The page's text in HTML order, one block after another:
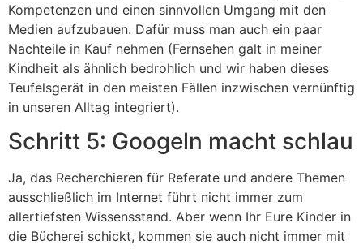
Kompetenzen und einen sinnvollen Umgang mit den
Medien aufzubauen. Dafür muss man auch ein paar
Nachteile in Kauf nehmen (Fernsehen galt in meiner
Kindheit als ähnlich bedrohlich und wir haben dieses
Teufelsgerät in den meisten Fällen inzwischen vernünftig
in unseren Alltag integriert).
Schritt 5: Googeln macht schlau
Ja, das Recherchieren für Referate und andere Themen
ausschließlich im Internet führt nicht immer zum
allertiefsten Wissensstand. Aber wenn Ihr Eure Kinder in
die Bücherei schickt, kommen sie auch nicht immer mit